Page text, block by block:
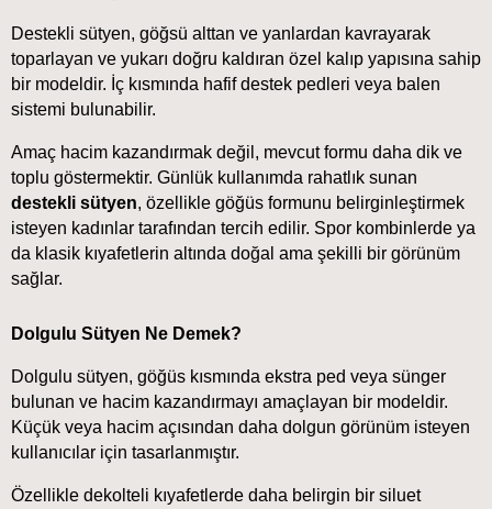
Destekli sütyen, göğsü alttan ve yanlardan kavrayarak
toparlayan ve yukarı doğru kaldıran özel kalıp yapısına sahip
bir modeldir. İç kısmında hafif destek pedleri veya balen
sistemi bulunabilir.
Amaç hacim kazandırmak değil, mevcut formu daha dik ve
destekli sütyen, özellikle göğüs formunu belirginleştirmek
isteyen kadınlar tarafından tercih edilir. Spor kombinlerde ya
da klasik kıyafetlerin altında doğal ama şekilli bir görünüm
sağlar.
Dolgulu Sütyen Ne Demek?
Dolgulu sütyen, göğüs kısmında ekstra ped veya sünger
bulunan ve hacim kazandırmayı amaçlayan bir modeldir.
Küçük veya hacim açısından daha dolgun görünüm isteyen
kullanıcılar için tasarlanmıştır.
Özellikle dekolteli kıyafetlerde daha belirgin bir siluet